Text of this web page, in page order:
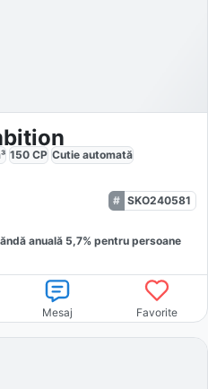
150 CP Cutie automată
SKO240581
anuală 5,7% pentru persoane
Mesaj Favorite